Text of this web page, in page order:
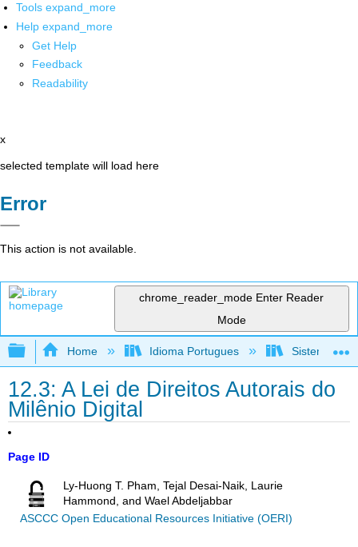
Tools expand_more
Help expand_more
Get Help
Feedback
Readability
x
selected template will load here
Error
This action is not available.
chrome_reader_mode Enter Reader
Mode
Expand/collapse global hierarchy
Home Idioma Portugues Sistemas
12.3: A Lei de Direitos Autorais do
Milênio Digital
Page ID
Ly-Huong T. Pham, Tejal Desai-Naik, Laurie
Hammond, and Wael Abdeljabbar
ASCCC Open Educational Resources Initiative (OERI)